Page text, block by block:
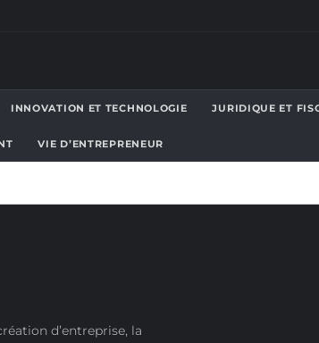
INNOVATION ET TECHNOLOGIE JURIDIQUE ET
VIE D’ENTREPRENEUR
d’entreprise, la